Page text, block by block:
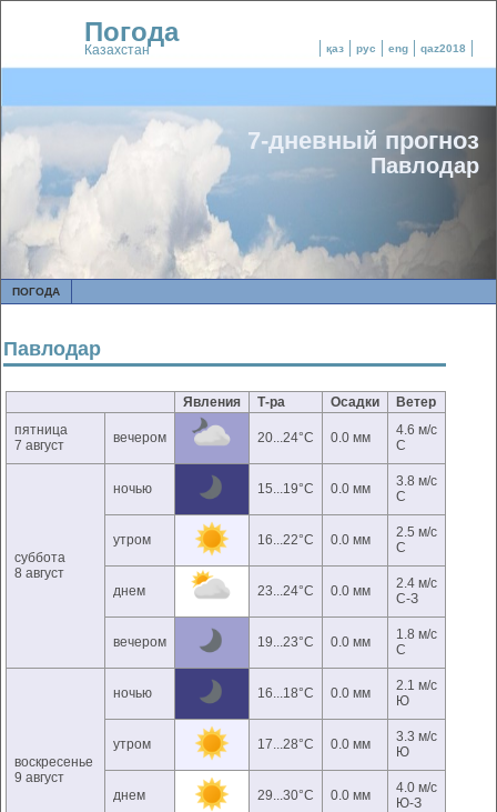
қаз рус eng qaz2018
Погода
Казахстан
7-дневный прогноз
Павлодар
ПОГОДА
Павлодар
Явления Т-ра Осадки
Ветер
пятница
7 август
вечером 20...24°C 0.0 мм
4.6 м/с
С
суббота
8 август
ночью 15...19°C 0.0 мм
3.8 м/с
С
утром 16...22°C 0.0 мм
2.5 м/с
С
днем 23...24°C 0.0 мм
2.4 м/с
С-З
вечером 19...23°C 0.0 мм
1.8 м/с
С
воскресенье
9 август
ночью 16...18°C 0.0 мм
2.1 м/с
Ю
утром 17...28°C 0.0 мм
3.3 м/с
Ю
днем 29...30°C 0.0 мм
4.0 м/с
Ю-З